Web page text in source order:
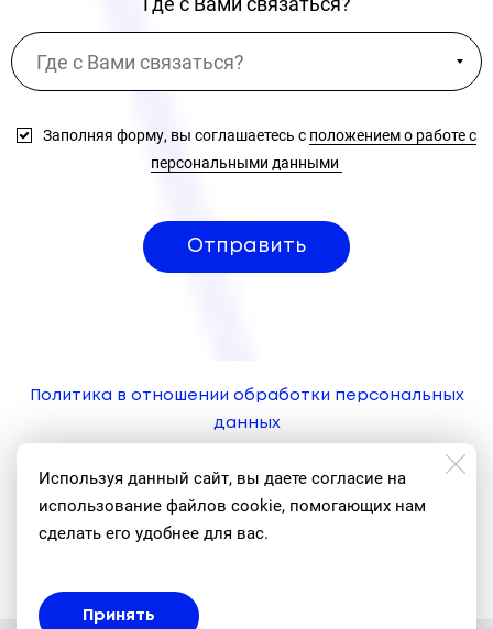
Используя данный сайт, вы даете согласие на
использование файлов cookie, помогающих нам
сделать его удобнее для вас.
Принять
Заполняя форму, вы соглашаетесь с положением о работе с
персональными данными
Отправить
Политика в отношении обработки персональных
данных
Будем на связи